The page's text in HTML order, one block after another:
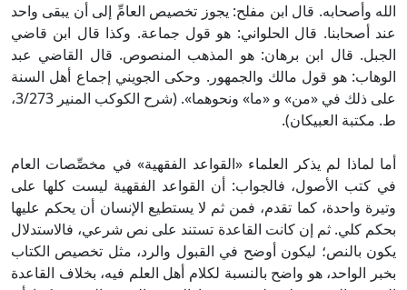
الله وأصحابه. قال ابن مفلح: يجوز تخصيص العامِّ إلى أن يبقى واحد
عند أصحابنا. قال الحلواني: هو قول جماعة. وكذا قال ابن قاضي
الجبل. قال ابن برهان: هو المذهب المنصوص. قال القاضي عبد
الوهاب: هو قول مالك والجمهور. وحكى الجويني إجماع أهل السنة
على ذلك في «من» و «ما» ونحوهما». (شرح الكوكب المنير 3/273،
ط. مكتبة العبيكان).
أما لماذا لم يذكر العلماء «القواعد الفقهية» في مخصِّصات العام
في كتب الأصول، فالجواب: أن القواعد الفقهية ليست كلها على
وتيرة واحدة، كما تقدم، فمن ثم لا يستطيع الإنسان أن يحكم عليها
بحكم كلي. ثم إن كانت القاعدة تستند على نص شرعي، فالاستدلال
يكون بالنص؛ ليكون أوضح في القبول والرد، مثل تخصيص الكتاب
بخبر الواحد، هو واضح بالنسبة لكلام أهل العلم فيه، بخلاف القاعدة